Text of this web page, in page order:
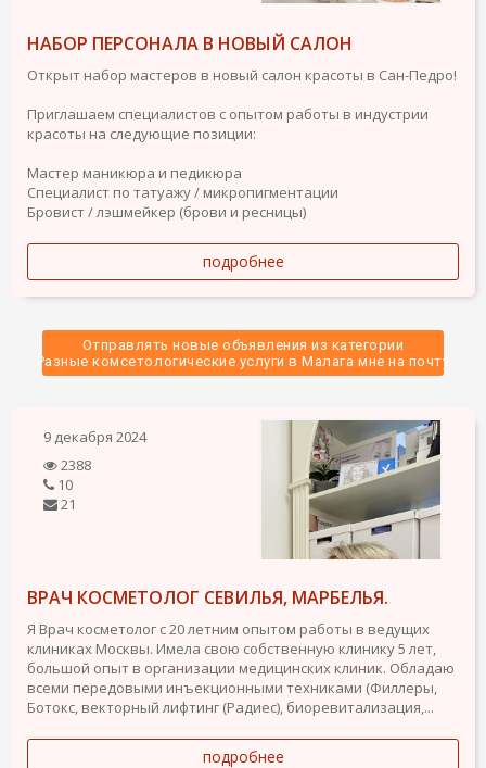
НАБОР ПЕРСОНАЛА В НОВЫЙ САЛОН
Открыт набор мастеров в новый салон красоты в Сан-Педро!
Приглашаем специалистов с опытом работы в индустрии
красоты на следующие позиции:
Мастер маникюра и педикюра
Специалист по татуажу / микропигментации
Бровист / лэшмейкер (брови и ресницы)
подробнее
Отправлять новые объявления из категории
Разные комсетологические услуги в Малага мне на почту
9 декабря 2024
2388
10
21
ВРАЧ КОСМЕТОЛОГ СЕВИЛЬЯ, МАРБЕЛЬЯ.
Я Врач косметолог с 20 летним опытом работы в ведущих
клиниках Москвы. Имела свою собственную клинику 5 лет,
большой опыт в организации медицинских клиник. Обладаю
всеми передовыми инъекционными техниками (Филлеры,
Ботокс, векторный лифтинг (Радиес), биоревитализация,...
подробнее